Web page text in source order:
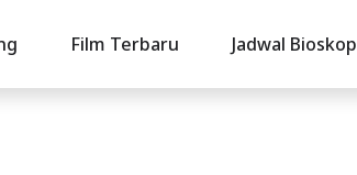
Film Terbaru Jadwal Bioskop